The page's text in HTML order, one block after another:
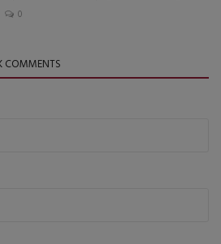
0
COMMENTS